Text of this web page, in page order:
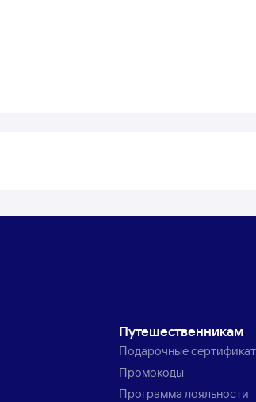
Путешественникам
Подарочные
Промокоды
Программа лояльности